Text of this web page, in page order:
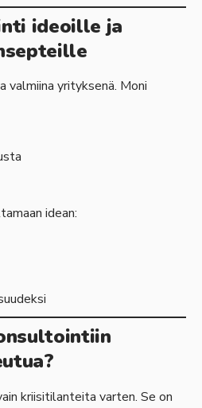
ideoille ja
valmiina yrityksenä. Moni
idean:
kriisitilanteita varten. Se on